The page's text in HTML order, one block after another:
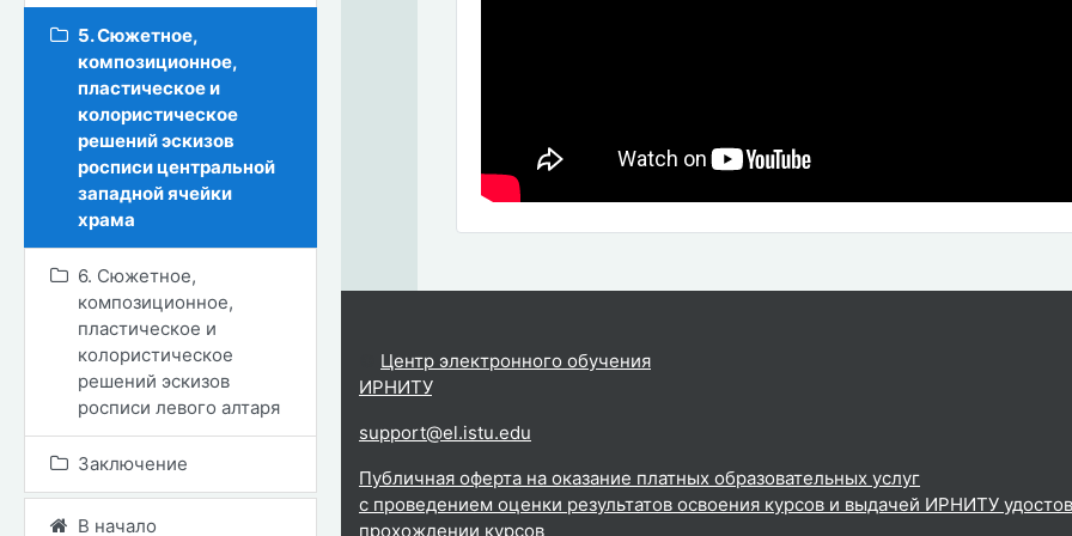
5. Сюжетное,
композиционное,
пластическое и
колористическое
решений эскизов
росписи центральной
западной ячейки
храма
6. Сюжетное,
композиционное,
пластическое и
колористическое
решений эскизов
росписи левого алтаря
Заключение
В начало
Центр электронного обучения
ИРНИТУ.
support@el.istu.edu
Публичная оферта на оказание платных образовательных услуг
с проведением оценки результатов освоения курсов и выдачей ИРНИТУ
прохождении курсов